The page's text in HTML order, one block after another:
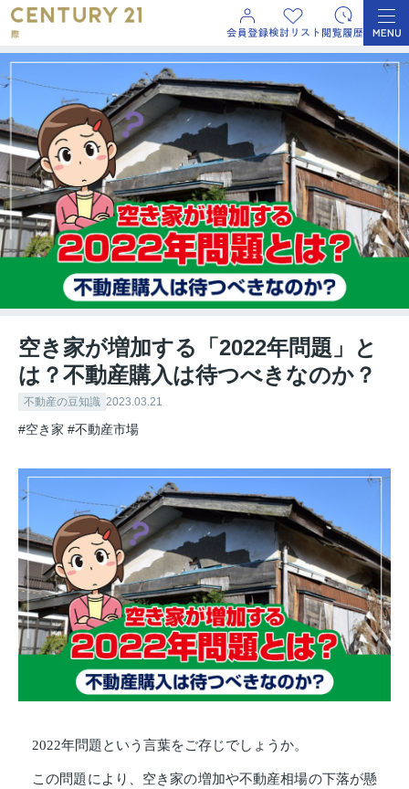
空き家が増加する「2022年問題」と
は？不動産購入は待つべきなのか？
不動産の豆知識 2023.03.21
#空き家 #不動産市場
2022年問題という言葉をご存じでしょうか。
この問題により、空き家の増加や不動産相場の下落が懸